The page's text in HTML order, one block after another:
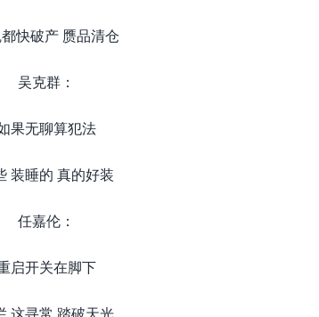
快破产 赝品清仓
吴克群：
果无聊算犯法
装睡的 真的好装
任嘉伦：
启开关在脚下